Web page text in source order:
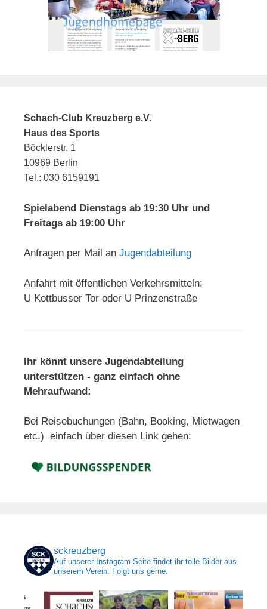
Schach-Club Kreuzberg e.V.
Haus des Sports
Böcklerstr. 1
10969 Berlin
Tel.: 030 6159191
Spielabend Dienstags ab 19:30 Uhr und
Freitags ab 19:00 Uhr
Anfragen per Mail an Jugendabteilung
Anfahrt mit öffentlichen Verkehrsmitteln:
U Kottbusser Tor oder U Prinzenstraße
Ihr könnt unsere Jugendabteilung
unterstützen - ganz einfach ohne
Mehraufwand:
Bei Reisebuchungen (Bahn, Booking, Mietwagen
etc.) einfach über diesen Link gehen:
sckreuzberg
Auf unserer Instagram-Seite findet ihr tolle Bilder aus
unserem Verein. Folgt uns gerne.